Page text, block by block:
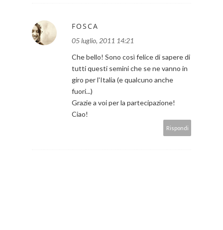
FOSCA
05 luglio, 2011 14:21
Che bello! Sono così felice di sapere di
tutti questi semini che se ne vanno in
giro per l'Italia (e qualcuno anche
fuori...)
Grazie a voi per la partecipazione!
Ciao!
Rispondi